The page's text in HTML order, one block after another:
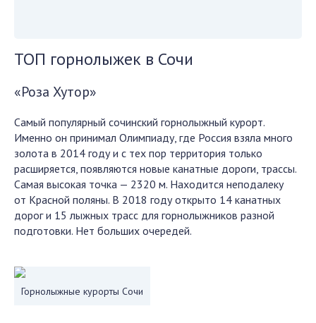
ТОП горнолыжек в Сочи
«Роза Хутор»
Самый популярный сочинский горнолыжный курорт.
Именно он принимал Олимпиаду, где Россия взяла много
золота в 2014 году и с тех пор территория только
расширяется, появляются новые канатные дороги, трассы.
Самая высокая точка — 2320 м. Находится неподалеку
от Красной поляны. В 2018 году открыто 14 канатных
дорог и 15 лыжных трасс для горнолыжников разной
подготовки. Нет больших очередей.
Горнолыжные курорты Сочи